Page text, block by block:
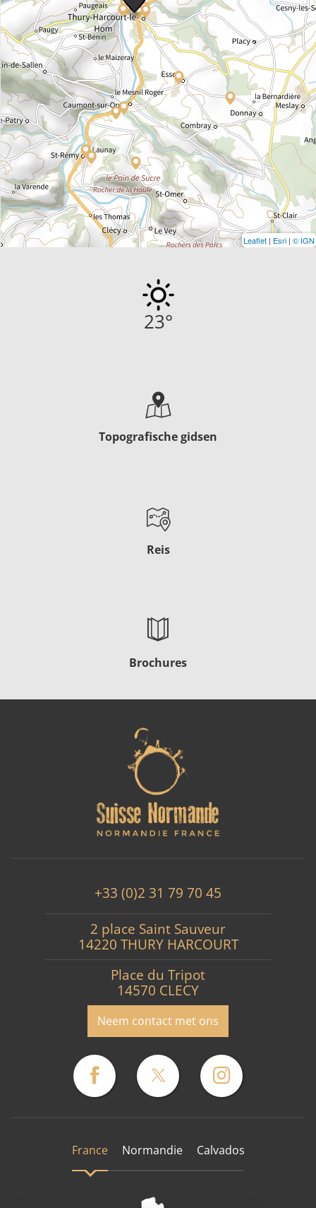
Leaflet | Esri | © IGN
23°
Topografische gidsen
Reis
Brochures
+33 (0)2 31 79 70 45
2 place Saint Sauveur
14220 THURY HARCOURT
Place du Tripot
14570 CLECY
Neem contact met ons
France Normandie Calvados